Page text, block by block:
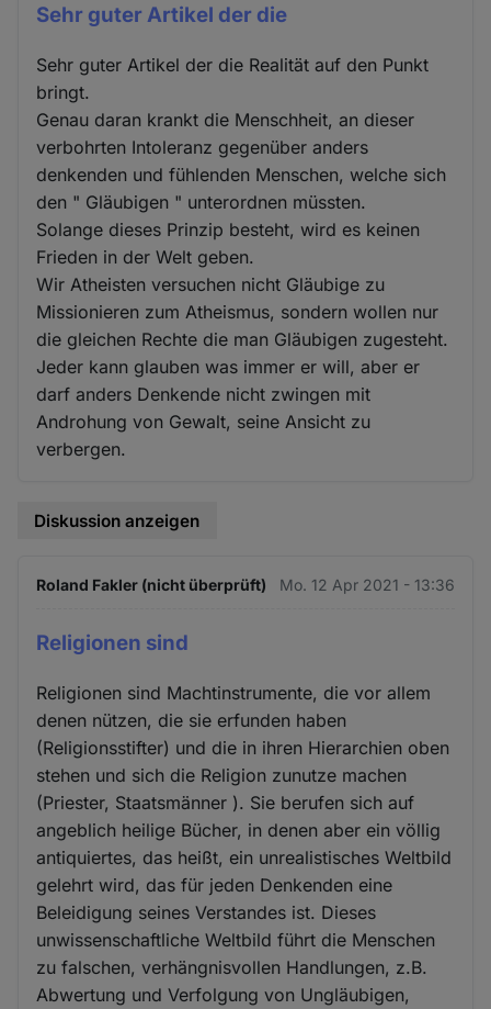
Sehr guter Artikel der die
Sehr guter Artikel der die Realität auf den Punkt
bringt.
Genau daran krankt die Menschheit, an dieser
verbohrten Intoleranz gegenüber anders
denkenden und fühlenden Menschen, welche sich
den " Gläubigen " unterordnen müssten.
Solange dieses Prinzip besteht, wird es keinen
Frieden in der Welt geben.
Wir Atheisten versuchen nicht Gläubige zu
Missionieren zum Atheismus, sondern wollen nur
die gleichen Rechte die man Gläubigen zugesteht.
Jeder kann glauben was immer er will, aber er
darf anders Denkende nicht zwingen mit
Androhung von Gewalt, seine Ansicht zu
verbergen.
Diskussion anzeigen
Roland Fakler (nicht überprüft) Mo. 12 Apr 2021 - 13:36
Religionen sind
Religionen sind Machtinstrumente, die vor allem
denen nützen, die sie erfunden haben
(Religionsstifter) und die in ihren Hierarchien oben
stehen und sich die Religion zunutze machen
(Priester, Staatsmänner ). Sie berufen sich auf
angeblich heilige Bücher, in denen aber ein völlig
antiquiertes, das heißt, ein unrealistisches Weltbild
gelehrt wird, das für jeden Denkenden eine
Beleidigung seines Verstandes ist. Dieses
unwissenschaftliche Weltbild führt die Menschen
zu falschen, verhängnisvollen Handlungen, z.B.
Abwertung und Verfolgung von Ungläubigen,